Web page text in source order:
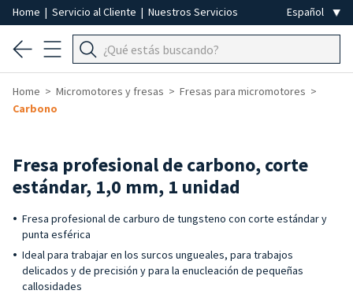
Home | Servicio al Cliente | Nuestros Servicios
Home Micromotores y fresas
Fresas para micromotores
Carbono
Fresa profesional de carbono, corte
estándar, 1,0 mm, 1 unidad
Fresa profesional de carburo de tungsteno con corte estándar y
punta esférica
Ideal para trabajar en los surcos ungueales, para trabajos
delicados y de precisión y para la enucleación de pequeñas
callosidades